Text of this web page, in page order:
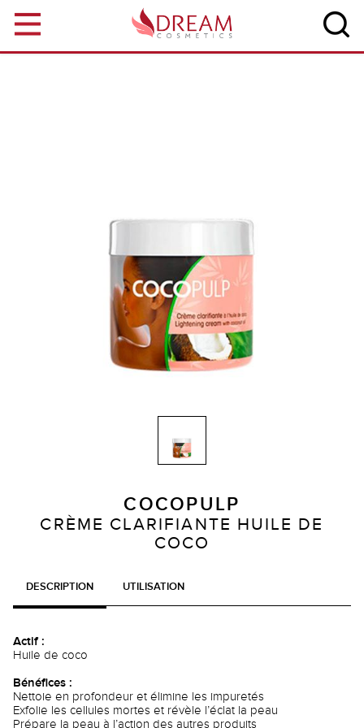
COCOPULP
CRÈME CLARIFIANTE HUILE DE
COCO
DESCRIPTION UTILISATION
Actif :
Huile de coco
Bénéfices :
Nettoie en profondeur et élimine les impuretés
Exfolie les cellules mortes et révèle l’éclat la peau
Prépare la peau à l’action des autres produits